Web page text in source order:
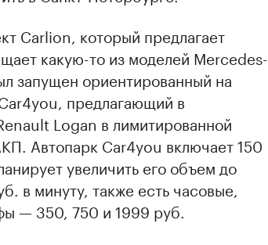
Carlion, который предлагает
какую-то из моделей Mercedes-
запущен ориентированный на
предлагающий в
Logan в лимитированной
Автопарк Car4you включает 150
увеличить его объем до
в минуту, также есть часовые,
— 350, 750 и 1999 руб.